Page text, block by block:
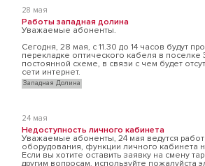
28 мая
Работы западная долина
Уважаемые абоненты.
Сегодня, 28 мая, с 11.30 до 14 часов будут
перекладке оптического кабеля в поселке
постоянной схеме, в связи с чем будет
сети интернет.
Западная Долина
24 мая
Недоступность личного кабинета
Уважаемые абоненты, 24 мая ведутся
оборудования, функции личного кабинета
Если вы хотите оставить заявку на смену
другим вопросам, используйте пожалуйста